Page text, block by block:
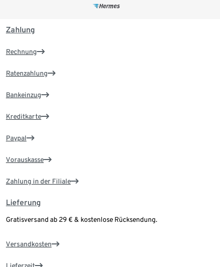
Zahlung
Rechnung
Ratenzahlung
Bankeinzug
Kreditkarte
Paypal
Vorauskasse
Zahlung in der Filiale
Lieferung
Gratisversand ab 29 € & kostenlose Rücksendung.
Versandkosten